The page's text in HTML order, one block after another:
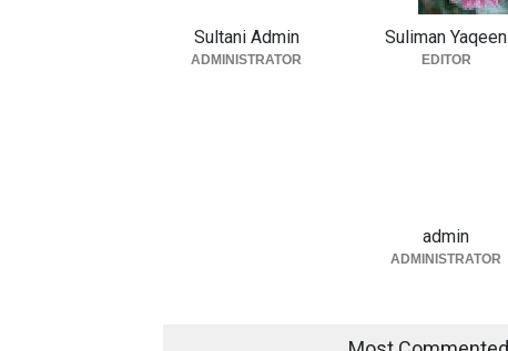
Suliman Yaqeen
EDITOR
Sultani Admin
ADMINISTRATOR
admin
ADMINISTRATOR